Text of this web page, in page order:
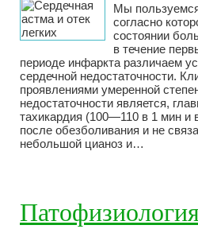
Мы
согласно
состоянии
в течение
периоде инфаркта различаем
сердечной недостаточности.
проявлениями умеренной
недостаточности является,
тахикардия (100—110 в 1 мин
после обезболивания и не
небольшой цианоз и…